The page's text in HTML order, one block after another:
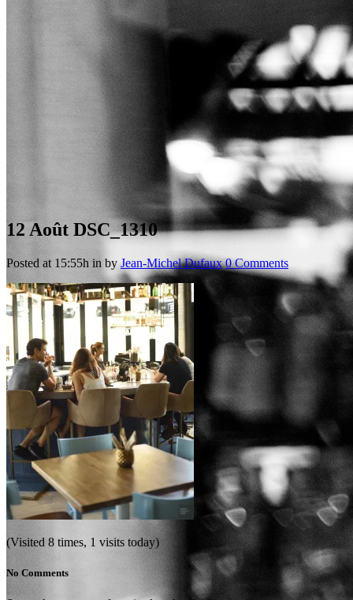
12 Août DSC_1310
Posted at 15:55h in by Jean-Michel Dufaux 0 Comments
(Visited 8 times, 1 visits today)
No Comments